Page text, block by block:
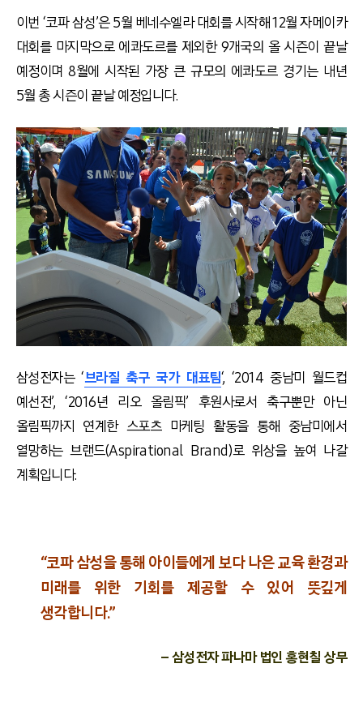
이번 ‘코파 삼성’은 5월 베네수엘라 대회를 시작해 12월 자메이카
대회를 마지막으로 에콰도르를 제외한 9개국의 올 시즌이 끝날
예정이며 8월에 시작된 가장 큰 규모의 에콰도르 경기는 내년
5월 총 시즌이 끝날 예정입니다.
삼성전자는 ‘브라질 축구 국가 대표팀‘, ‘2014 중남미 월드컵
예선전’, ‘2016년 리오 올림픽’ 후원사로서 축구뿐만 아닌
올림픽까지 연계한 스포츠 마케팅 활동을 통해 중남미에서
열망하는 브랜드(Aspirational Brand)로 위상을 높여 나갈
계획입니다.
“코파 삼성을 통해 아이들에게 보다 나은 교육 환경과
미래를 위한 기회를 제공할 수 있어 뜻깊게
생각합니다.”
– 삼성전자 파나마 법인 홍현칠 상무